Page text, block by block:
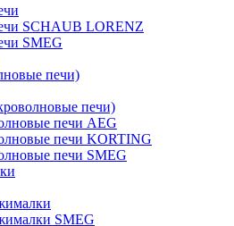
SCHAUB LORENZ
SMEG
печи)
печи)
печи AEG
печи KORTING
печи SMEG
SMEG